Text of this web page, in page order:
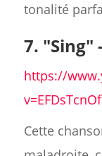
tonalité
7. "Sing"
https://
Cette